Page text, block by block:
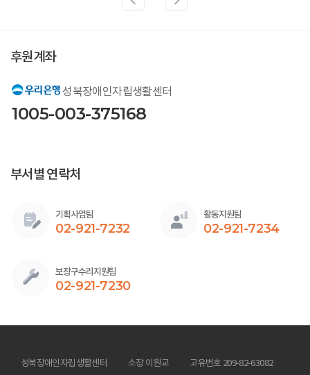
후원계좌
성북장애인자립생활센터
1005-003-375168
부서별 연락처
기획사업팀
02-921-7232
활동지원팀
02-921-7234
보장구수리지원팀
02-921-7230
성북장애인자립생활센터 소장 이원교 고유번호 209-82-63082